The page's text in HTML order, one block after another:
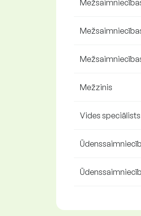
Mežzinis
Vides speciālists